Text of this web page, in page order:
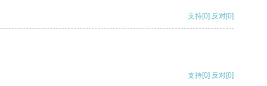
支持[0] 反对[0]
支持[0] 反对[0]